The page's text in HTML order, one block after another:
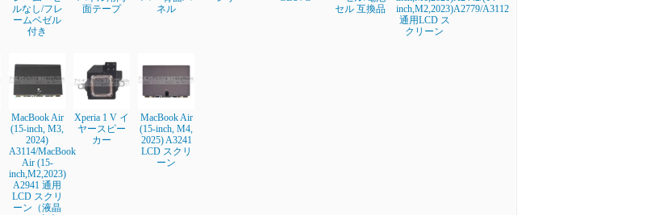
ルなし/フレ
ームベゼル
付き
面テープ
ネル
セル 互換品
inch,M2,2023)A2779/A3112
通用LCD ス
クリーン
MacBook Air
(15-inch, M3,
2024)
A3114/MacBook
Air (15-
inch,M2,2023)
A2941 通用
LCD スクリ
ーン（液晶
Xperia 1 V イ
ヤースピー
カー
MacBook Air
(15-inch, M4,
2025) A3241
LCD スクリ
ーン